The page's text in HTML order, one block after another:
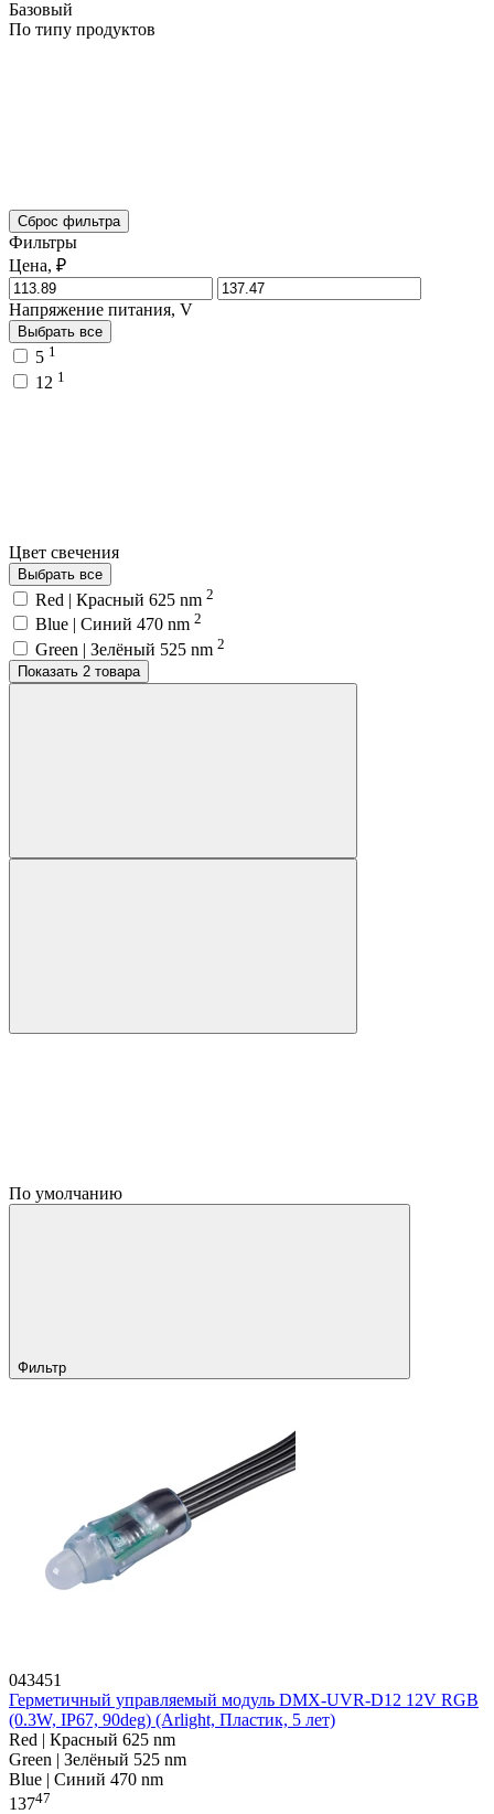
Базовый
По типу продуктов
Сброс фильтра
Фильтры
Цена, ₽
Напряжение питания, V
Выбрать все
5 1
12 1
Цвет свечения
Выбрать все
Red | Красный 625 nm 2
Blue | Синий 470 nm 2
Green | Зелёный 525 nm 2
Показать 2 товара
По умолчанию
Фильтр
043451
Герметичный управляемый модуль DMX-UVR-D12 12V RGB
(0.3W, IP67, 90deg) (Arlight, Пластик, 5 лет)
Red | Красный 625 nm
Green | Зелёный 525 nm
Blue | Синий 470 nm
13747